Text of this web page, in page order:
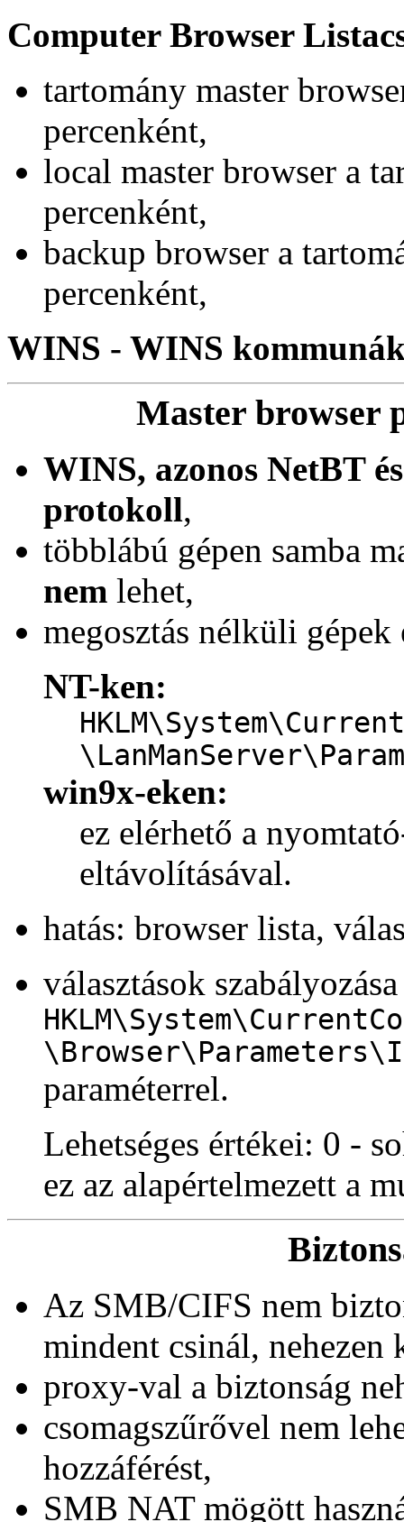
Computer Browser
tartomány master
percenként,
local master browser a
percenként,
backup browser a
percenként,
WINS - WINS
Master browser
WINS, azonos NetBT
protokoll,
többlábú gépen samba
nem lehet,
megosztás nélküli
NT-ken:
win9x-eken:
ez elérhető a
eltávolításával.
hatás: browser lista,
választások szabályozása
paraméterrel.
Lehetséges értékei: 0 -
ez az alapértelmezett a
Az SMB/CIFS nem
mindent csinál, nehezen
proxy-val a biztonság
csomagszűrővel nem
hozzáférést,
SMB NAT mögött